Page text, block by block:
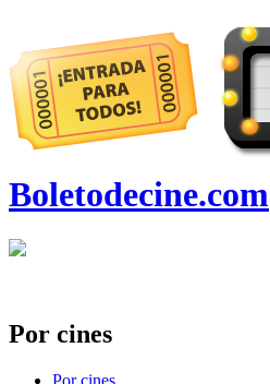
Boletodecine.com
Por cines
Por cines...